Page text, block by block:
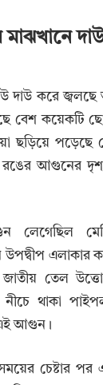
দাউ করে
বেশ কয়েকটি
ছড়িয়ে পড়েছে
আগুনের দৃশ্য
উপদ্বীপ এলাকার
তেল
নীচে থাকা
আগুন।
চেষ্টার